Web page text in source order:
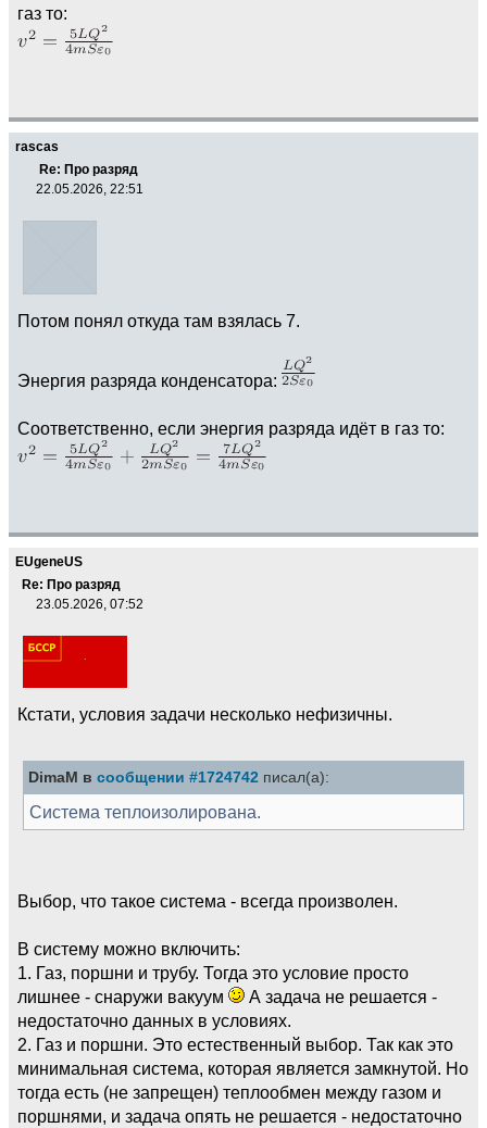
газ то:
rascas
Re: Про разряд
22.05.2026, 22:51
Потом понял откуда там взялась 7.
Энергия разряда конденсатора:
Соответственно, если энергия разряда идёт в газ то:
EUgeneUS
Re: Про разряд
23.05.2026, 07:52
Кстати, условия задачи несколько нефизичны.
DimaM в сообщении #1724742 писал(а):
Система теплоизолирована.
Выбор, что такое система - всегда произволен.
В систему можно включить:
1. Газ, поршни и трубу. Тогда это условие просто
лишнее - снаружи вакуум
А задача не решается -
недостаточно данных в условиях.
2. Газ и поршни. Это естественный выбор. Так как это
минимальная система, которая является замкнутой. Но
тогда есть (не запрещен) теплообмен между газом и
поршнями, и задача опять не решается - недостаточно